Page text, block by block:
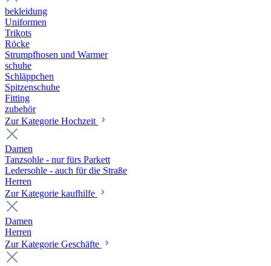
bekleidung
Uniformen
Trikots
Röcke
Strumpfhosen und Warmer
schuhe
Schläppchen
Spitzenschuhe
Fitting
zubehör
Zur Kategorie Hochzeit
Damen
Tanzsohle - nur fürs Parkett
Ledersohle - auch für die Straße
Herren
Zur Kategorie kaufhilfe
Damen
Herren
Zur Kategorie Geschäfte